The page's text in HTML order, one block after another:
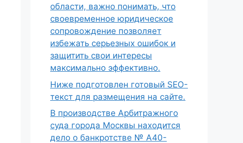
области, важно понимать, что
своевременное юридическое
сопровождение позволяет
избежать серьезных ошибок и
защитить свои интересы
максимально эффективно.
Ниже подготовлен готовый SEO-
текст для размещения на сайте.
В производстве Арбитражного
суда города Москвы находится
дело о банкротстве № А40-